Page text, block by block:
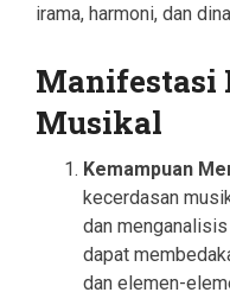
irama, harmoni, dan
Manifestasi
Musikal
Kemampuan
kecerdasan
dan
dapat
dan elemen-